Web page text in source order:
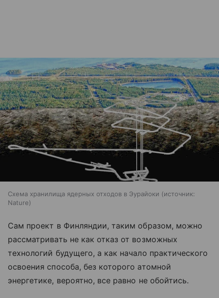
Схема хранилища ядерных отходов в Эурайоки
источник:
Nature
Сам проект в Финляндии, таким образом, можно
рассматривать не как отказ от возможных
технологий будущего, а как начало практического
освоения способа, без которого атомной
энергетике, вероятно, все равно не обойтись.